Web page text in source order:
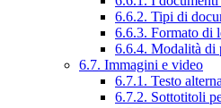
6.6.2. Tipi di
6.6.3. Formato di
6.6.4. Modalità di
6.7. Immagini e video
6.7.1. Testo
6.7.2. Sottotitoli